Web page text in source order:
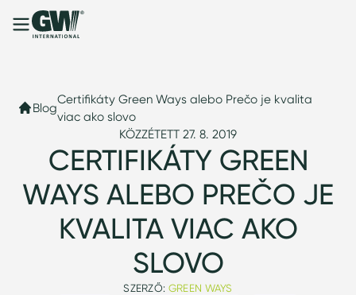
Blog
Certifikáty Green Ways alebo Prečo je kvalita
viac ako slovo
KÖZZÉTETT 27. 8. 2019
CERTIFIKÁTY GREEN
WAYS ALEBO PREČO JE
KVALITA VIAC AKO
SLOVO
SZERZŐ: GREEN WAYS